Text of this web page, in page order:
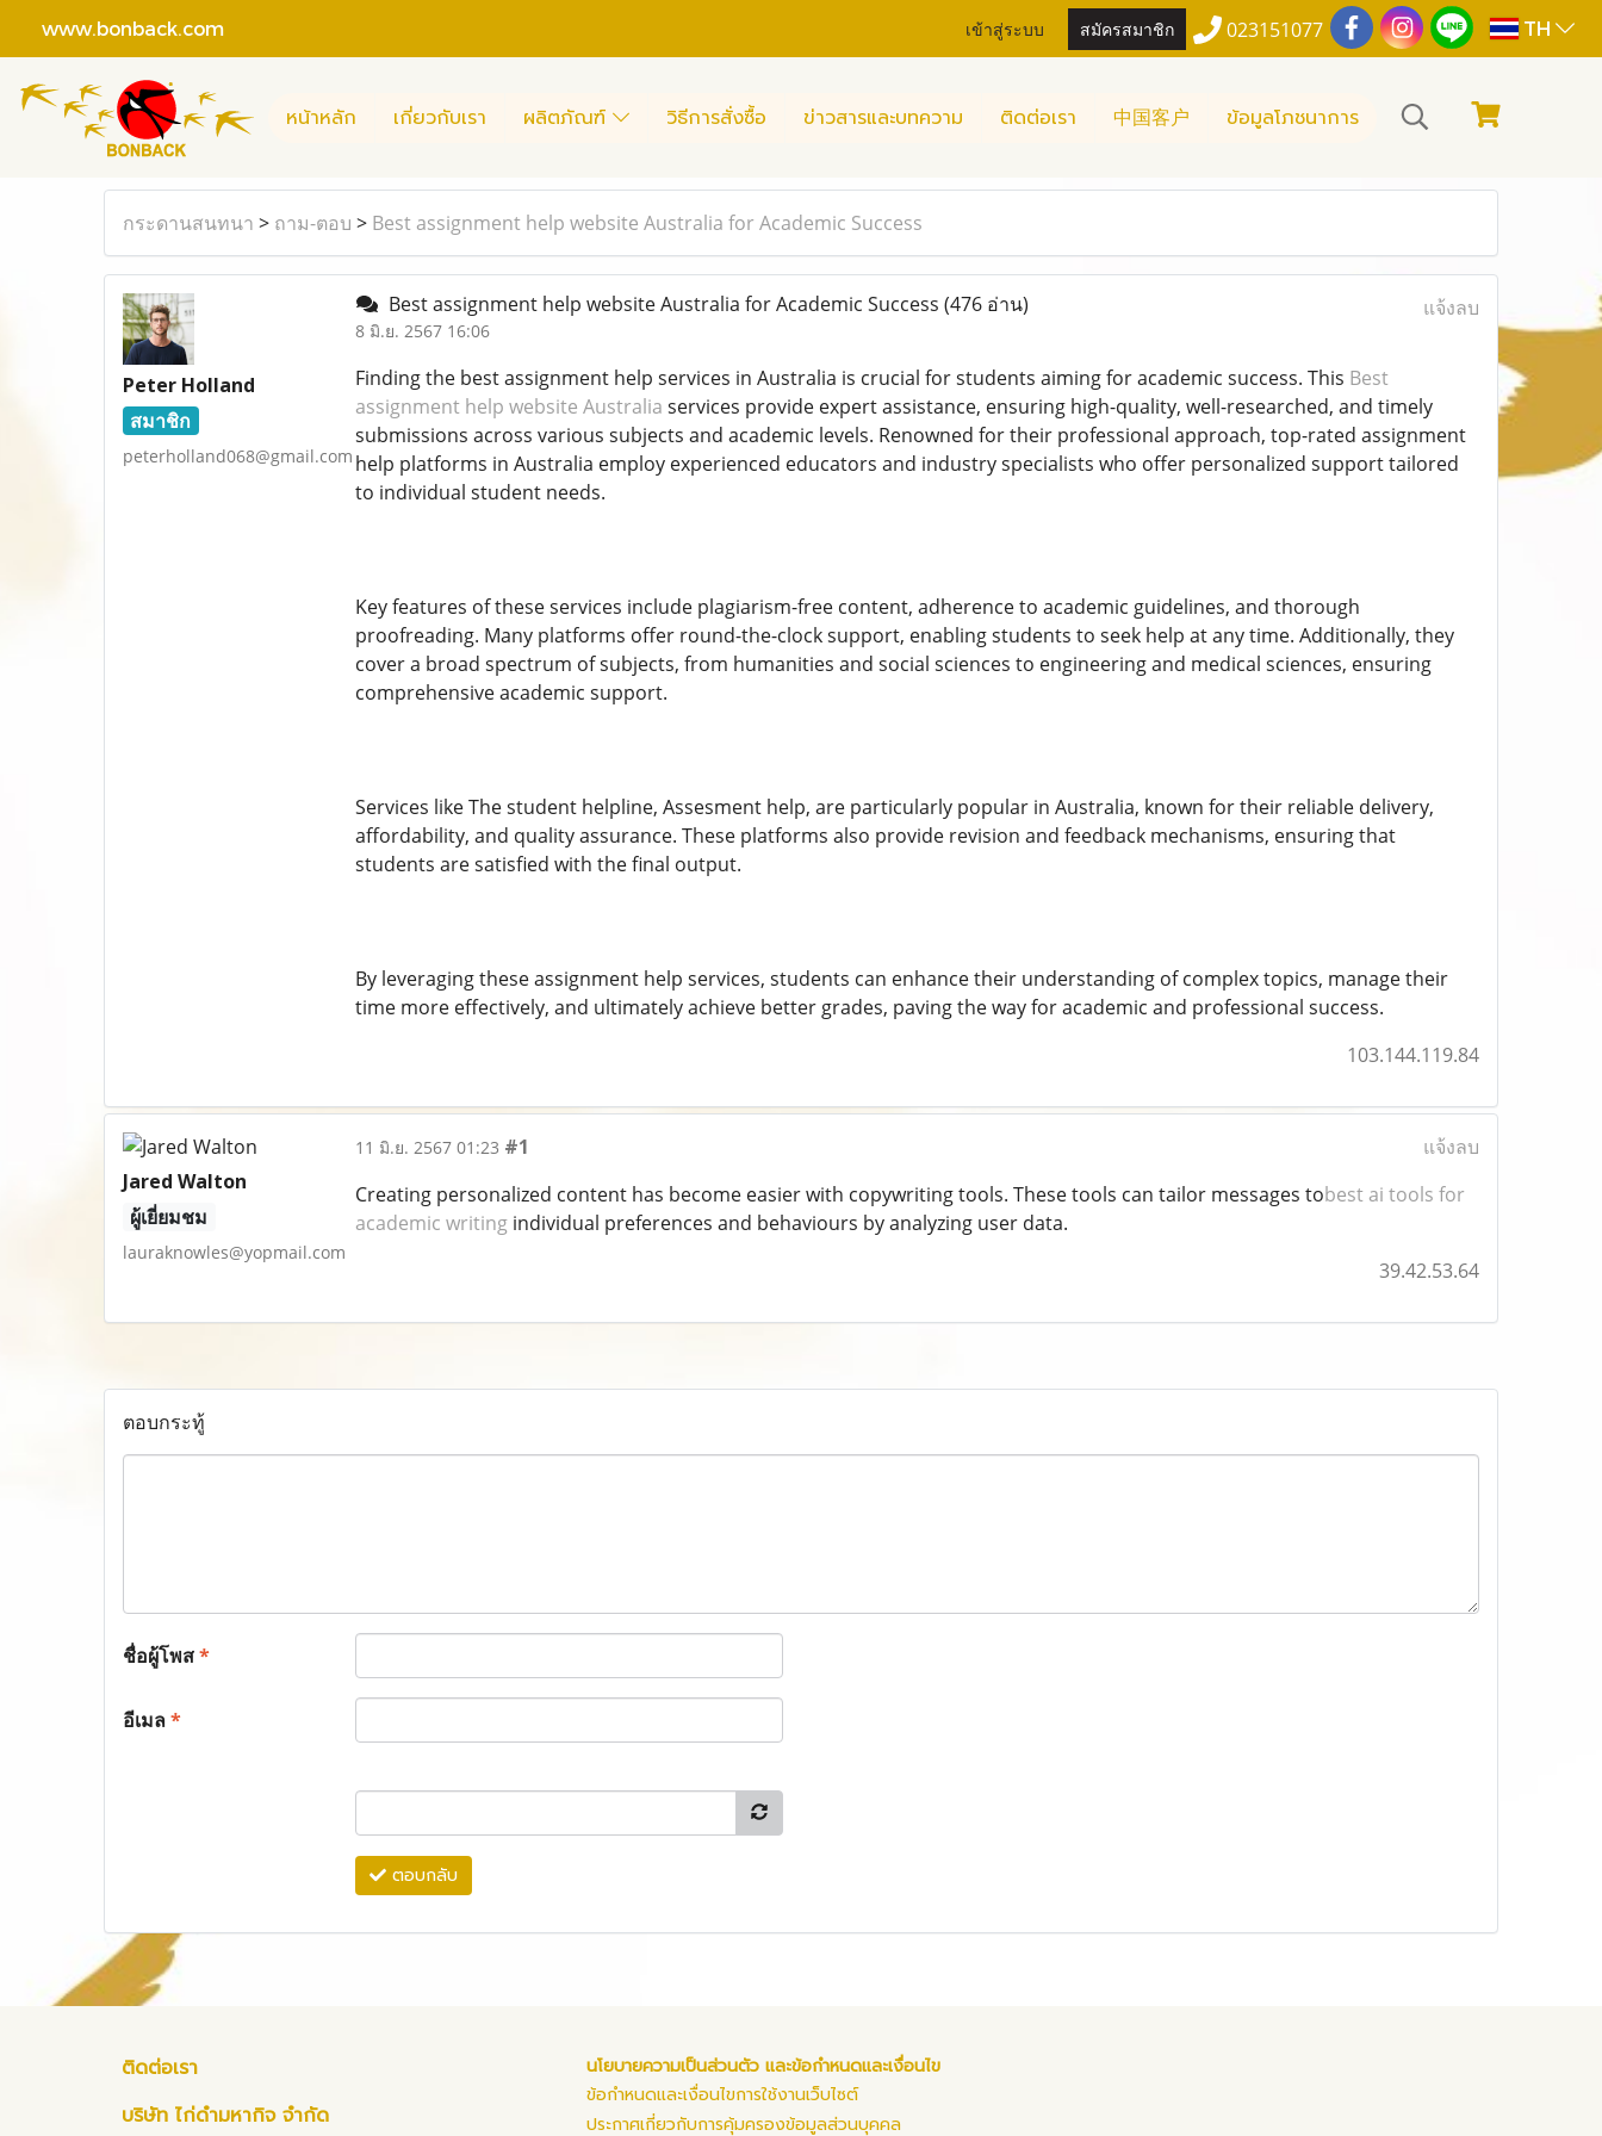
www.bonback.com เข้าสู่ระบบ สมัครสมาชิก 023151077 TH
หน้าหลัก เกี่ยวกับเรา ผลิตภัณฑ์ วิธีการสั่งซื้อ ข่าวสารและบทความ ติดต่อเรา 中国客户 ข้อมูลโภชนาการ
กระดานสนทนา > ถาม-ตอบ > Best assignment help website Australia for Academic Success
Peter Holland
สมาชิก
peterholland068@gmail.com
Best assignment help website Australia for Academic Success (476 อ่าน)
8 มิ.ย. 2567 16:06
แจ้งลบ
Finding the best assignment help services in Australia is crucial for students aiming for academic success. This Best
assignment help website Australia services provide expert assistance, ensuring high-quality, well-researched, and timely
submissions across various subjects and academic levels. Renowned for their professional approach, top-rated assignment
help platforms in Australia employ experienced educators and industry specialists who offer personalized support tailored
to individual student needs.
Key features of these services include plagiarism-free content, adherence to academic guidelines, and thorough
proofreading. Many platforms offer round-the-clock support, enabling students to seek help at any time. Additionally, they
cover a broad spectrum of subjects, from humanities and social sciences to engineering and medical sciences, ensuring
comprehensive academic support.
Services like The student helpline, Assesment help, are particularly popular in Australia, known for their reliable delivery,
affordability, and quality assurance. These platforms also provide revision and feedback mechanisms, ensuring that
students are satisfied with the final output.
By leveraging these assignment help services, students can enhance their understanding of complex topics, manage their
time more effectively, and ultimately achieve better grades, paving the way for academic and professional success.
103.144.119.84
Jared Walton
ผู้เยี่ยมชม
lauraknowles@yopmail.com
11 มิ.ย. 2567 01:23 #1
แจ้งลบ
Creating personalized content has become easier with copywriting tools. These tools can tailor messages tobest ai tools for
academic writingindividual preferences and behaviours by analyzing user data.
39.42.53.64
ตอบกระทู้
ชื่อผู้โพส*
อีเมล*
ตอบกลับ
ติดต่อเรา
บริษัท ไก่ดำมหากิจ จำกัด
นโยบายความเป็นส่วนตัว และข้อกำหนดและเงื่อนไข
ข้อกำหนดและเงื่อนไขการใช้งานเว็บไซต์
ประกาศเกี่ยวกับการคุ้มครองข้อมูลส่วนบุคคล